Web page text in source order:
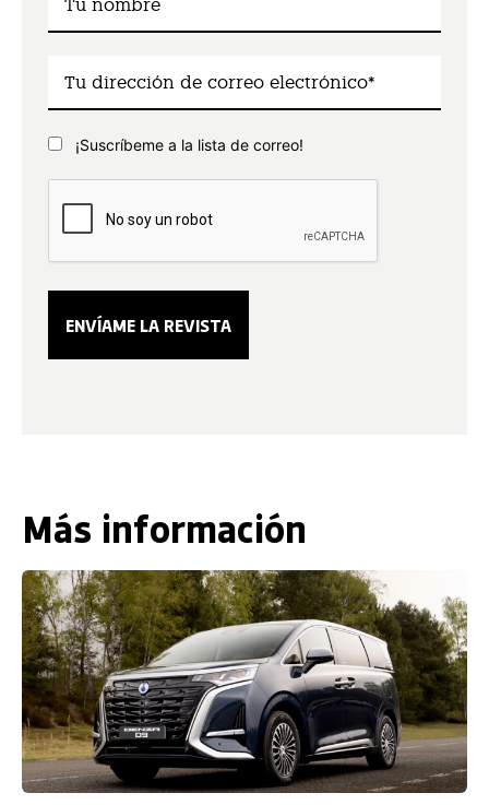
¡Suscríbeme a la lista de correo!
Más información